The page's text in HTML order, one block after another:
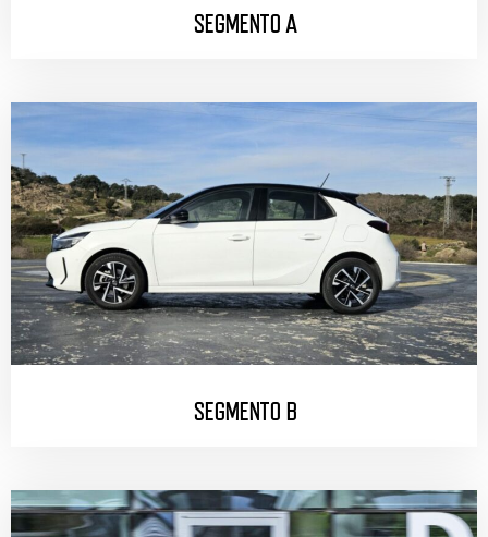
SEGMENTO A
SEGMENTO B